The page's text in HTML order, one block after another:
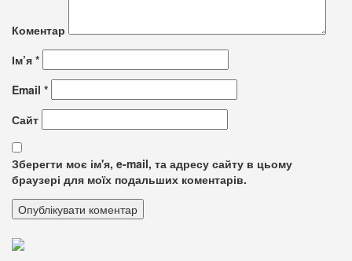
Коментар
Ім’я *
Email *
Сайт
Зберегти моє ім'я, e-mail, та адресу сайту в цьому
браузері для моїх подальших коментарів.